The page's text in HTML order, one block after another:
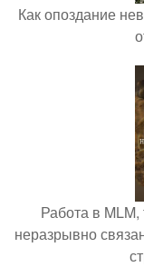
Как опоздание
Работа в MLM,
неразрывно